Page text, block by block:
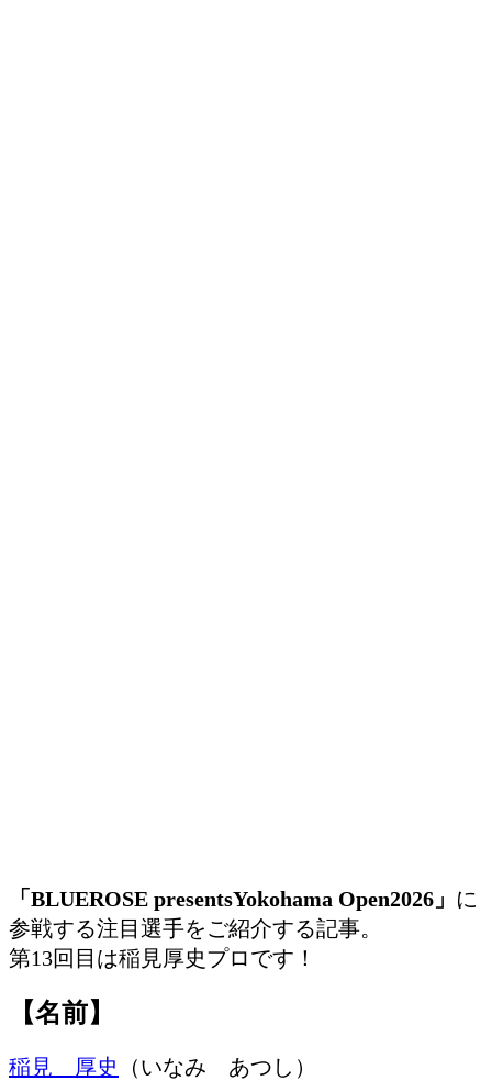
「BLUEROSE presentsYokohama Open2026」 に
参戦する注目選手をご紹介する記事。
第13回目は稲見厚史プロです！
【名前】
稲見 厚史 （いなみ あつし）